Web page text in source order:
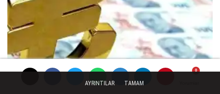
AYRINTILAR TAMAM